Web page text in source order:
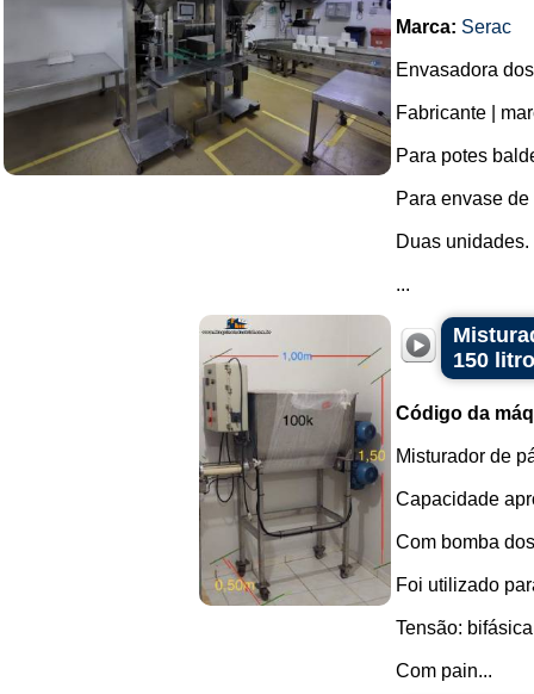
Marca: Serac
Envasadora
Fabricante |
Para potes
Para envase
Duas unidades.
...
150
Código da
Misturador de
Capacidade
Com bomba
Foi utilizado
Tensão:
Com pain...